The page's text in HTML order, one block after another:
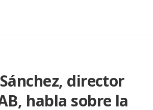
director
habla sobre la